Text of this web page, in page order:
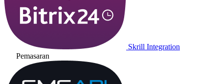
Skrill Integration
Pemasaran